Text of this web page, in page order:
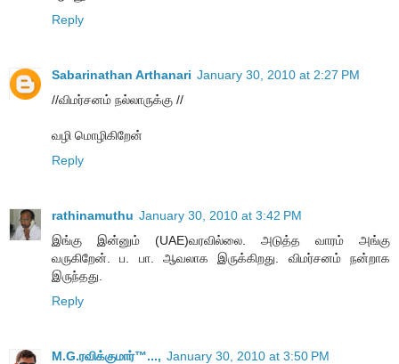
Reply
Sabarinathan Arthanari January 30, 2010 at 2:27 PM
//விமர்சனம் நல்லாருக்கு //
வழி மொழிகிறேன்
Reply
rathinamuthu January 30, 2010 at 3:42 PM
இங்கு இன்னும் (UAE)வரவில்லை. அடுத்த வாரம் அங்கு
வருகிறேன். ப. பா. ஆவலாக இருக்கிறது. விமர்சனம் நன்றாக
இருந்தது.
Reply
M.G.ரவிக்குமார்™..., January 30, 2010 at 3:50 PM